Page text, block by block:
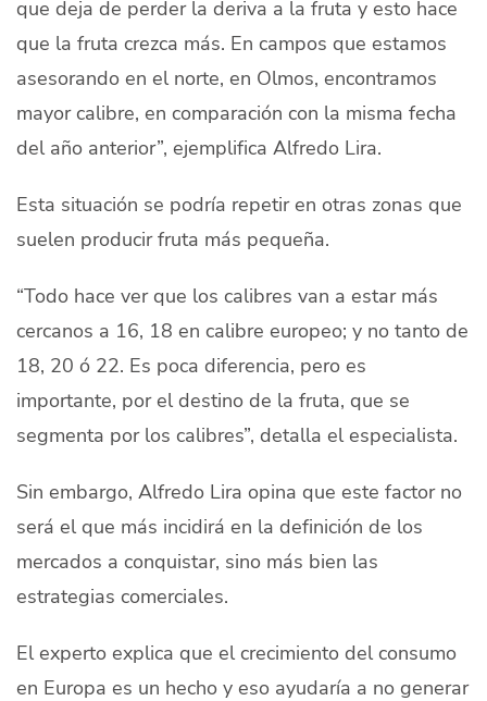
que deja de perder la deriva a la fruta y esto hace
que la fruta crezca más. En campos que estamos
asesorando en el norte, en Olmos, encontramos
mayor calibre, en comparación con la misma fecha
del año anterior”, ejemplifica Alfredo Lira.
Esta situación se podría repetir en otras zonas que
suelen producir fruta más pequeña.
“Todo hace ver que los calibres van a estar más
cercanos a 16, 18 en calibre europeo; y no tanto de
18, 20 ó 22. Es poca diferencia, pero es
importante, por el destino de la fruta, que se
segmenta por los calibres”, detalla el especialista.
Sin embargo, Alfredo Lira opina que este factor no
será el que más incidirá en la definición de los
mercados a conquistar, sino más bien las
estrategias comerciales.
El experto explica que el crecimiento del consumo
en Europa es un hecho y eso ayudaría a no generar